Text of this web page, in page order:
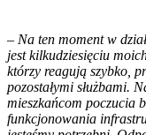
– Na ten moment w
jest kilkudziesięciu
którzy reagują szybko,
pozostałymi służbami.
mieszkańcom poczucia
funkcjonowania